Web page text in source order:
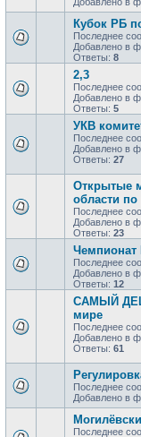
Кубок РБ
Последнее
Добавлено в
Ответы: 8
2,3
Последнее
Добавлено в
Ответы: 5
УКВ
Последнее
Добавлено в
Ответы: 27
Открытые
области
Последнее
Добавлено в
Ответы: 23
Чемпионат
Последнее
Добавлено в
Ответы: 12
САМЫЙ
мире
Последнее
Добавлено в
Ответы: 61
Последнее
Добавлено в
Последнее